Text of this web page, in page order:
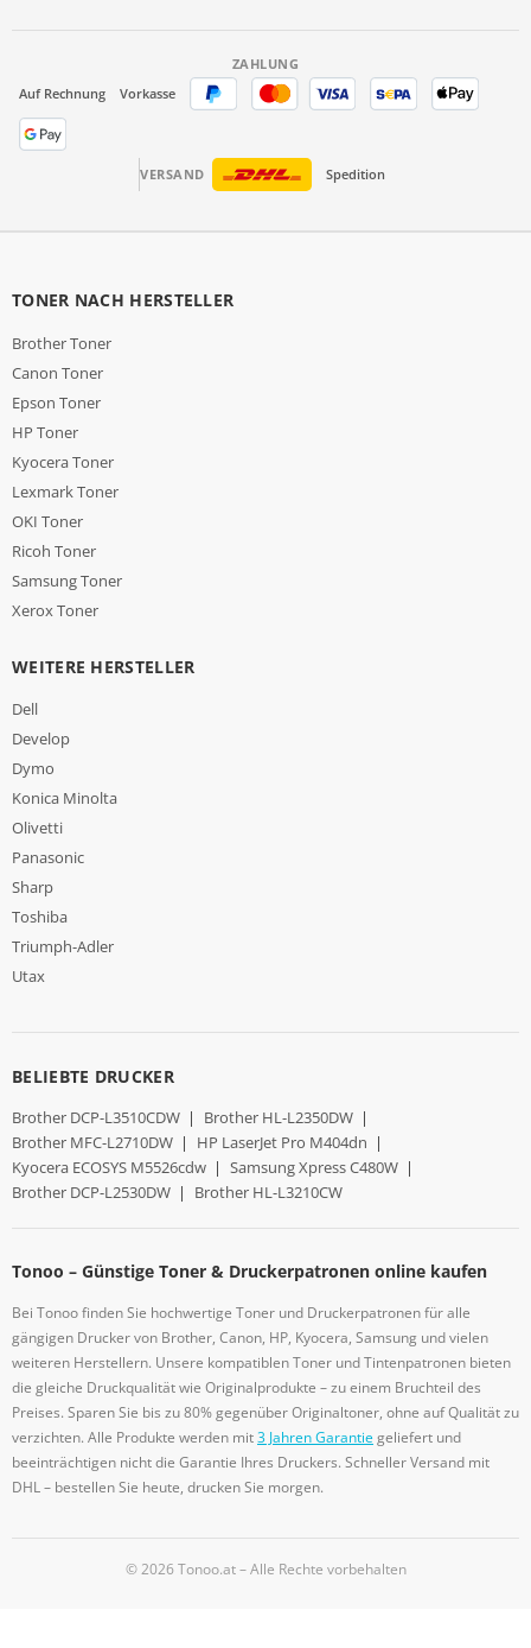
ZAHLUNG
Auf Rechnung
Vorkasse
VERSAND Spedition
TONER NACH HERSTELLER
Brother Toner
Canon Toner
Epson Toner
HP Toner
Kyocera Toner
Lexmark Toner
OKI Toner
Ricoh Toner
Samsung Toner
Xerox Toner
WEITERE HERSTELLER
Dell
Develop
Dymo
Konica Minolta
Olivetti
Panasonic
Sharp
Toshiba
Triumph-Adler
Utax
BELIEBTE DRUCKER
Brother DCP-L3510CDW | Brother HL-L2350DW |
Brother MFC-L2710DW | HP LaserJet Pro M404dn |
Kyocera ECOSYS M5526cdw | Samsung Xpress C480W |
Brother DCP-L2530DW | Brother HL-L3210CW
Tonoo – Günstige Toner & Druckerpatronen online kaufen
Bei Tonoo finden Sie hochwertige Toner und Druckerpatronen für alle
gängigen Drucker von Brother, Canon, HP, Kyocera, Samsung und vielen
weiteren Herstellern. Unsere kompatiblen Toner und Tintenpatronen bieten
die gleiche Druckqualität wie Originalprodukte – zu einem Bruchteil des
Preises. Sparen Sie bis zu 80% gegenüber Originaltoner, ohne auf Qualität zu
verzichten. Alle Produkte werden mit3 Jahren Garantiegeliefert und
beeinträchtigen nicht die Garantie Ihres Druckers. Schneller Versand mit
DHL – bestellen Sie heute, drucken Sie morgen.
© 2026 Tonoo.at – Alle Rechte vorbehalten